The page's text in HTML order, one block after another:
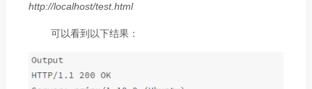
http://localhost/test.html
可以看到以下结果：